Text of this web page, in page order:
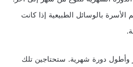
بالوسائل الطبيعية إذا كانت
وأطول دورة شهرية. ستحتاجين تلك